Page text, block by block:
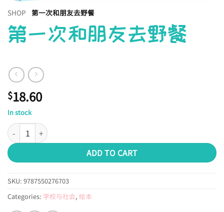
SHOP 第一次和朋友去野餐
第一次和朋友去野餐
$18.60
In stock
第一次和朋友去野餐 quantity
ADD TO CART
SKU: 9787550276703
Categories: 学校与社会, 绘本